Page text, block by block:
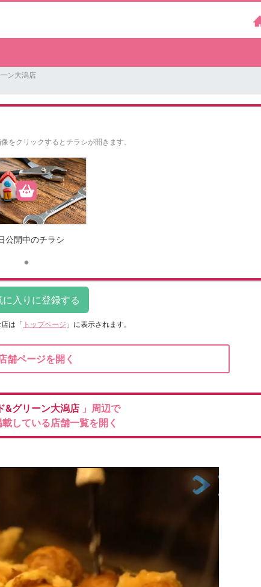
ン大潟店
をクリックするとチラシが開きます。
公開中のチラシ
は 「 トップページ 」に表示されます。
舗ページを開く
&グリーン大潟店 」周辺で
している店舗一覧を開く